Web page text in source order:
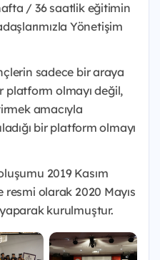
/ 36 saatlik eğitimin
Yönetişim
sadece bir araya
platform olmayı değil,
amacıyla
bir platform olmayı
2019 Kasım
olarak 2020 Mayıs
kurulmuştur.